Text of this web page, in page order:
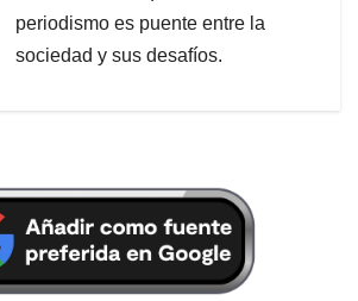
periodismo es puente entre la
sociedad y sus desafíos.